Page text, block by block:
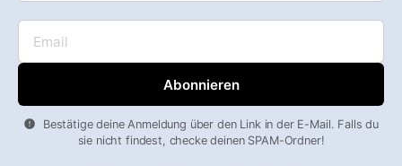
Email
Bestätige deine Anmeldung über den Link in der E-Mail. Falls du
sie nicht findest, checke deinen SPAM-Ordner!